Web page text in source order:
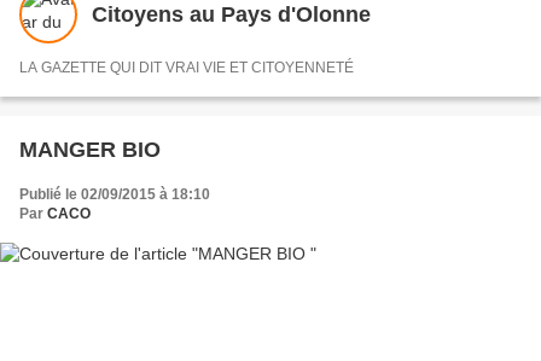
Citoyens au Pays d'Olonne
LA GAZETTE QUI DIT VRAI VIE ET CITOYENNETÉ
MANGER BIO
Publié le 02/09/2015 à 18:10
Par CACO